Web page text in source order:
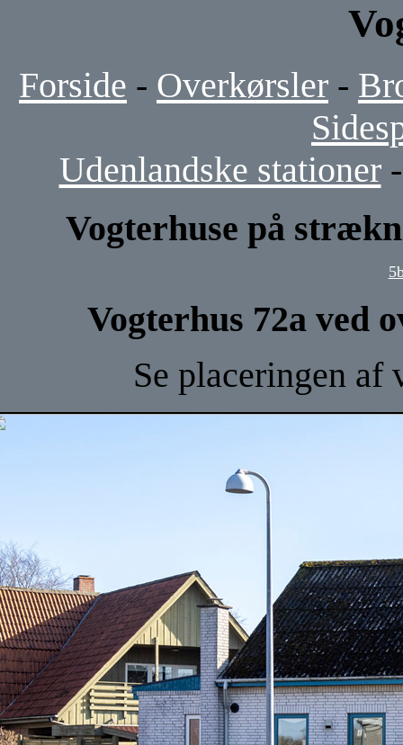
Forside - Overkørsler -
Udenlandske stationer
Vogterhuse på
Vogterhus 72a ved
Se placeringen af